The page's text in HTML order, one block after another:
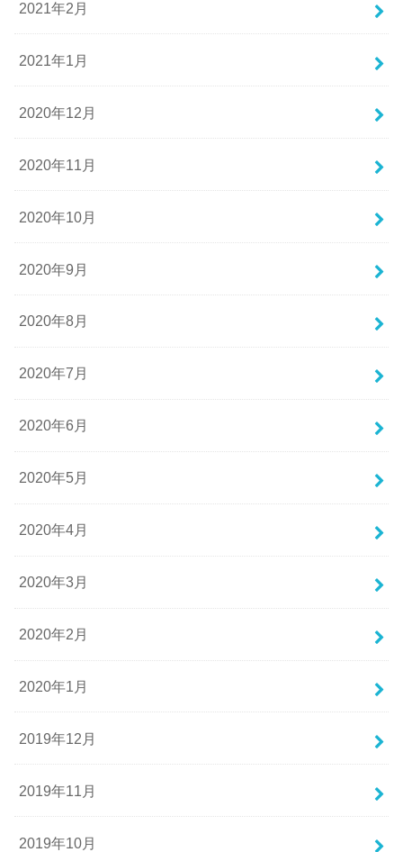
2021年2月
2021年1月
2020年12月
2020年11月
2020年10月
2020年9月
2020年8月
2020年7月
2020年6月
2020年5月
2020年4月
2020年3月
2020年2月
2020年1月
2019年12月
2019年11月
2019年10月